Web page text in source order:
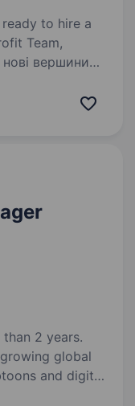
to hire a
вершини
2 years.
global
and digital